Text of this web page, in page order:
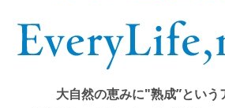
大自然の恵みに"熟成”という